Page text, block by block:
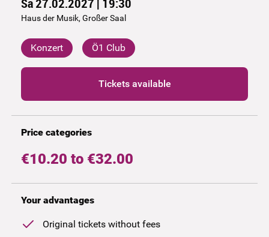
Haus der Musik, Großer Saal
Konzert Ö1 Club
Tickets available
Price categories
€10.20 to €32.00
Your advantages
Original tickets without fees